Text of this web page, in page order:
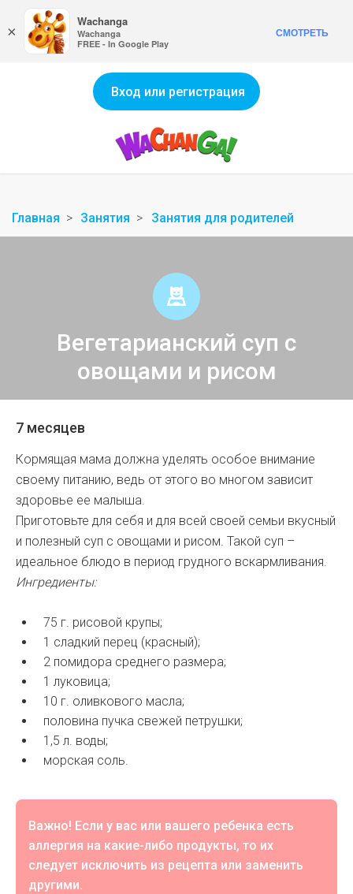
Вход или регистрация
Главная Занятия Занятия для родителей
Вегетарианский суп с
овощами и рисом
7 месяцев
Кормящая мама должна уделять особое внимание
своему питанию, ведь от этого во многом зависит
здоровье ее малыша.
Приготовьте для себя и для всей своей семьи вкусный
и полезный суп с овощами и рисом. Такой суп –
идеальное блюдо в период грудного вскармливания.
Ингредиенты:
75 г. рисовой крупы;
1 сладкий перец (красный);
2 помидора среднего размера;
1 луковица;
10 г. оливкового масла;
половина пучка свежей петрушки;
1,5 л. воды;
морская соль.
Важно! Если у вас или вашего ребенка есть
аллергия на какие-либо продукты, то их
следует исключить из рецепта или заменить
другими.
×
Wachanga
Wachanga
FREE - In Google Play
СМОТРЕТЬ